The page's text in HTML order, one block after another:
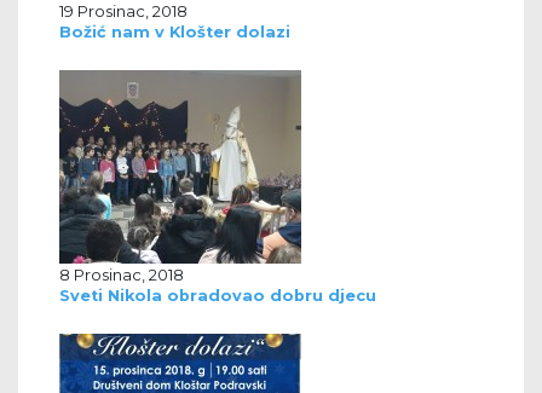
19 Prosinac, 2018
Božić nam v Klošter dolazi
8 Prosinac, 2018
Sveti Nikola obradovao dobru djecu